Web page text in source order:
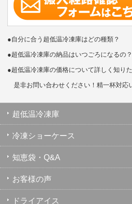
●自分に合う超低温冷凍庫はどの種類？
●超低温冷凍庫の納品はいつごろになるの？
●超低温冷凍庫の価格について詳しく知り
是非お問い合わせください！精一杯対応
超低温冷凍庫
冷凍ショーケース
知恵袋・Q&A
お客様の声
ドライアイス